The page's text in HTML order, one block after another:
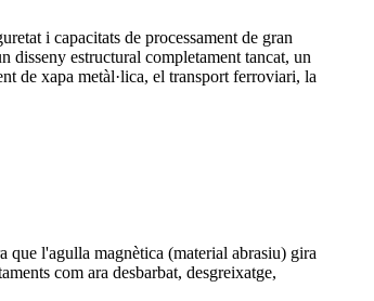
i capacitats de processament de gran
disseny estructural completament tancat, un
de xapa metàl·lica, el transport ferroviari, la
que l'agulla magnètica (material abrasiu) gira
com ara desbarbat, desgreixatge,